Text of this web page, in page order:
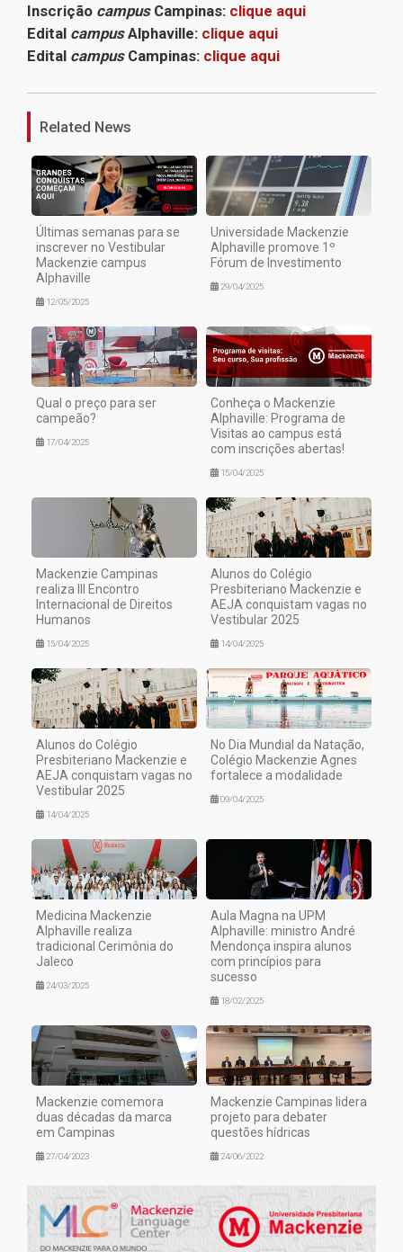
Inscrição campus Campinas: clique aqui
Edital campusAlphaville: clique aqui
Edital campus Campinas: clique aqui
1
Related News
Últimas semanas para se
inscrever no Vestibular
Mackenzie campus
Alphaville
12/05/2025
Universidade Mackenzie
Alphaville promove 1º
Fórum de Investimento
29/04/2025
Qual o preço para ser
campeão?
17/04/2025
Conheça o Mackenzie
Alphaville: Programa de
Visitas ao campus está
com inscrições abertas!
15/04/2025
Mackenzie Campinas
realiza III Encontro
Internacional de Direitos
Humanos
15/04/2025
Alunos do Colégio
Presbiteriano Mackenzie e
AEJA conquistam vagas no
Vestibular 2025
14/04/2025
Alunos do Colégio
Presbiteriano Mackenzie e
AEJA conquistam vagas no
Vestibular 2025
14/04/2025
No Dia Mundial da Natação,
Colégio Mackenzie Agnes
fortalece a modalidade
09/04/2025
Medicina Mackenzie
Alphaville realiza
tradicional Cerimônia do
Jaleco
24/03/2025
Aula Magna na UPM
Alphaville: ministro André
Mendonça inspira alunos
com princípios para
sucesso
18/02/2025
Mackenzie comemora
duas décadas da marca
em Campinas
27/04/2023
Mackenzie Campinas lidera
projeto para debater
questões hídricas
24/06/2022